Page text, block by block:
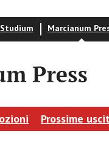
Marcianum
Prossime